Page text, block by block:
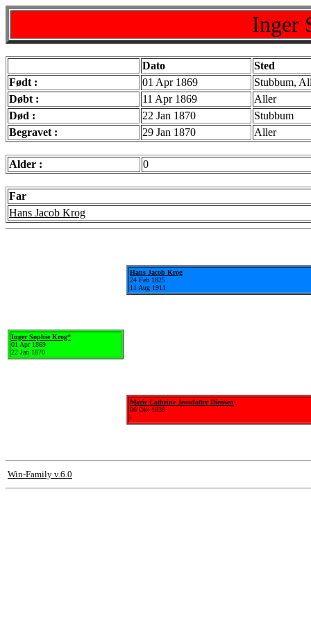
Inger
Dato
Sted
Født :
01 Apr 1869
Stubbum,
Døbt :
11 Apr 1869
Aller
Død :
22 Jan 1870
Stubbum
Begravet :
29 Jan 1870 Aller
Alder : 0
Far
Hans Jacob Krog
Inger Sophie Krog*
01 Apr 1869
22 Jan 1870
Hans Jacob Krog
24 Feb 1825
11 Aug 1911
Marie Cathrine Jensdatter Diensen
06 Okt 1839
-
Win-Family v.6.0